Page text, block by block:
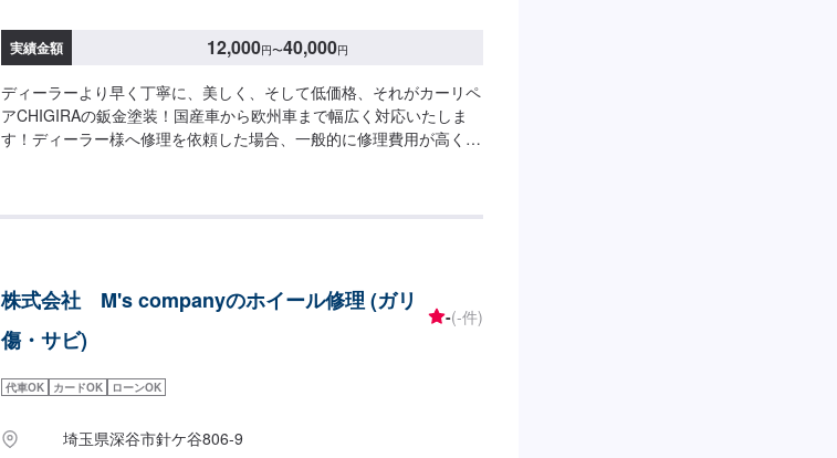
実績金額 12,000円〜40,000円
ディーラーより早く丁寧に、美しく、そして低価格、それがカーリペ
アCHIGIRAの鈑金塗装！国産車から欧州車まで幅広く対応いたしま
す！ディーラー様へ修理を依頼した場合、一般的に修理費用が高く、
-------------------------------【1】オファーにてお問い合わせ【2】お見
積り【3】お見積りにご納得いただければ作業開始【4】仕上がり次第
納車□納期について□通常3〜5日程度で納車いたします。車種や状態
代車について□作業中は無料の代車をご利用ください。※燃料代は、お
みについて□パーツの持ち込み可能です。オファーの際に持ち込みパ
株式会社 M's companyのホイール修理 (ガリ
傷・サビ)
-(-件)
代車OK カードOK ローンOK
埼玉県深谷市針ケ谷806‐9